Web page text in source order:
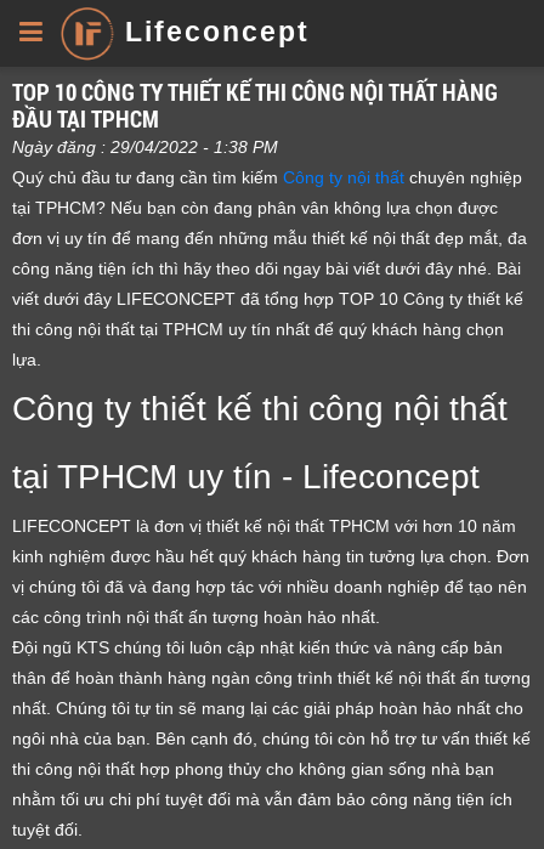
Lifeconcept
TOP 10 CÔNG TY THIẾT KẾ THI CÔNG NỘI THẤT HÀNG
ĐẦU TẠI TPHCM
Ngày đăng : 29/04/2022 - 1:38 PM
Quý chủ đầu tư đang cần tìm kiếm Công ty nội thất chuyên nghiệp
tại TPHCM? Nếu bạn còn đang phân vân không lựa chọn được
đơn vị uy tín để mang đến những mẫu thiết kế nội thất đẹp mắt, đa
công năng tiện ích thì hãy theo dõi ngay bài viết dưới đây nhé. Bài
viết dưới đây LIFECONCEPT đã tổng hợp TOP 10 Công ty thiết kế
thi công nội thất tại TPHCM uy tín nhất để quý khách hàng chọn
lựa.
Công ty thiết kế thi công nội thất
tại TPHCM uy tín - Lifeconcept
LIFECONCEPT là đơn vị thiết kế nội thất TPHCM với hơn 10 năm
kinh nghiệm được hầu hết quý khách hàng tin tưởng lựa chọn. Đơn
vị chúng tôi đã và đang hợp tác với nhiều doanh nghiệp để tạo nên
các công trình nội thất ấn tượng hoàn hảo nhất.
Đội ngũ KTS chúng tôi luôn cập nhật kiến thức và nâng cấp bản
thân để hoàn thành hàng ngàn công trình thiết kế nội thất ấn tượng
nhất. Chúng tôi tự tin sẽ mang lại các giải pháp hoàn hảo nhất cho
ngôi nhà của bạn. Bên cạnh đó, chúng tôi còn hỗ trợ tư vấn thiết kế
thi công nội thất hợp phong thủy cho không gian sống nhà bạn
nhằm tối ưu chi phí tuyệt đối mà vẫn đảm bảo công năng tiện ích
tuyệt đối.